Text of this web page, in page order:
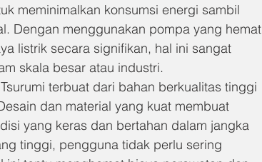
meminimalkan konsumsi energi sambil
Dengan menggunakan pompa yang hemat
listrik secara signifikan, hal ini sangat
skala besar atau industri.
terbuat dari bahan berkualitas tinggi
dan material yang kuat membuat
yang keras dan bertahan dalam jangka
tinggi, pengguna tidak perlu sering